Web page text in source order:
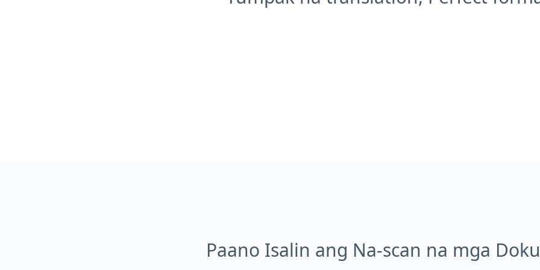
Paano Isalin ang Na-scan na mga